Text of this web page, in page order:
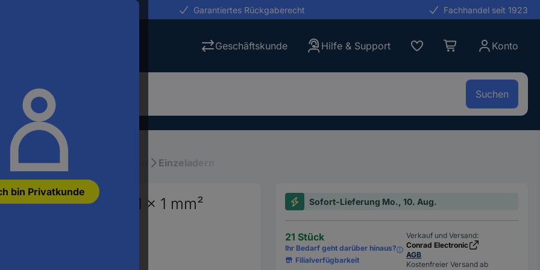
bin Privatkunde
Garantiertes Rückgaberecht Fachhandel seit 1923
Geschäftskunde Hilfe & Support Konto
Suchen
Einzeladern, Drähte, Litzen Einzeladern
FLRY-B 1 x 1 mm²
Sofort-Lieferung Mo., 10. Aug.
21 Stück
Ihr Bedarf geht darüber hinaus?
Filialverfügbarkeit
Verkauf und Versand:
Conrad Electronic
AGB
Kostenfreier Versand ab